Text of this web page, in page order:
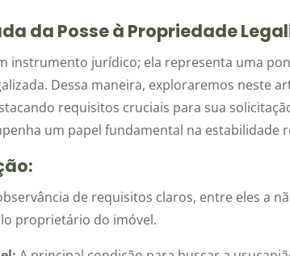
da Posse à Propriedade
instrumento jurídico; ela representa uma
Dessa maneira, exploraremos neste
requisitos cruciais para sua
um papel fundamental na estabilidade
de requisitos claros, entre eles a
proprietário do imóvel.